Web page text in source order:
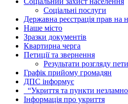
Соціальні послуги
Державна реєстрація прав на
Наше місто
Зразки документів
Квартирна черга
Петиції та звернення
Результати розгляду
Графік прийому громадян
ДПС інформує
“Укриття та пункти
Інформація про укриття